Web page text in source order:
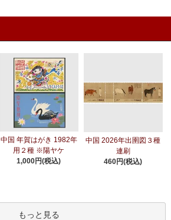
中国 年賀はがき 1982年
用２種 ※陽ヤケ
1,000円(税込)
中国 2026年出圉図３種
連刷
460円(税込)
もっと見る